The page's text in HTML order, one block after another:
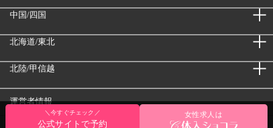
＼今すぐチェック／
公式サイトで予約
女性求人は
中国/四国
北海道/東北
北陸/甲信越
運営者情報
Copyright (C) 2022高級キャバクラ・クラブ・ラウンジおすすめ人気店情報 All Rights Reserved.